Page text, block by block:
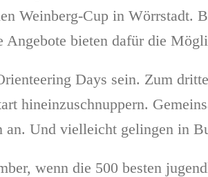
Weinberg-Cup in Wörrstadt.
Angebote bieten dafür die
Days sein. Zum
hineinzuschnuppern.
Und vielleicht gelingen in
wenn die 500 besten